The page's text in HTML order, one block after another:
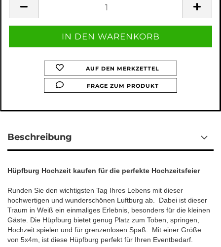
AUF DEN MERKZETTEL
FRAGE ZUM PRODUKT
Beschreibung
Hüpfburg Hochzeit kaufen für die perfekte Hochzeitsfeier
Runden Sie den wichtigsten Tag Ihres Lebens mit dieser
hochwertigen und wunderschönen Luftburg ab. Dabei ist dieser
Traum in Weiß ein einmaliges Erlebnis, besonders für die kleinen
Gäste. Die Hüpfburg bietet genug Platz zum Toben, springen,
Hochzeit spielen und für grenzenlosen Spaß. Mit einer Größe
von 5x4m, ist diese Hüpfburg perfekt für Ihren Eventbedarf.